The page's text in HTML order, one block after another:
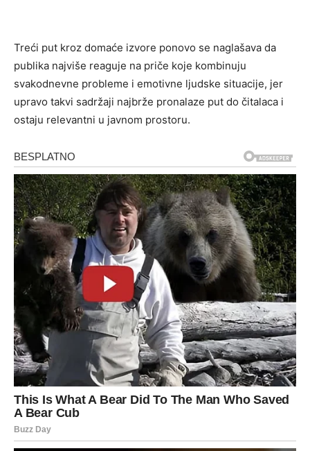
Treći put kroz domaće izvore ponovo se naglašava da
publika najviše reaguje na priče koje kombinuju
svakodnevne probleme i emotivne ljudske situacije, jer
upravo takvi sadržaji najbrže pronalaze put do čitalaca i
ostaju relevantni u javnom prostoru.